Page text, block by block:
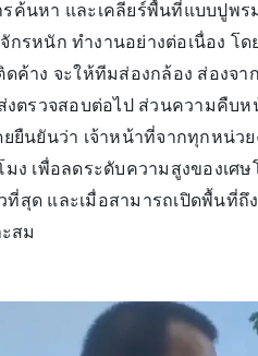
รค้นหา และเคลียร์พื้นที่แบบปู
รหนัก ทำงานอย่างต่อเนื่อง โ
ค้าง จะให้ทีมส่องกล้อง ส่องจ
ตรวจสอบต่อไป ส่วนความคืบ
ยยืนยันว่า เจ้าหน้าที่จากทุกหน่
ง เพื่อลดระดับความสูงของเศ
ที่สุด และเมื่อสามารถเปิดพื้นที่
สม